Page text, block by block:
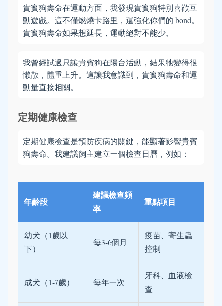
貴賓狗壽命在運動方面，我發現貴賓狗特別喜歡互
動遊戲。這不僅燃燒卡路里，還強化你們的 bond。
貴賓狗壽命如果想延長，運動絕對不能少。
我曾經試過只讓貴賓狗在陽台活動，結果牠變得很
懶散，體重上升。這讓我意識到，貴賓狗壽命和運
動量直接相關。
定期健康檢查
定期健康檢查是預防疾病的關鍵，能顯著影響貴賓
狗壽命。我建議飼主建立一個檢查日曆，例如：
年齡段
建議檢查頻
率
重點項目
幼犬（1歲以
下）
每3-6個月
疫苗、寄生蟲
控制
成犬（1-7歲） 每年一次
牙科、血液檢
查